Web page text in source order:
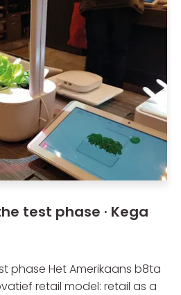
test phase · Kega
phase Het Amerikaans b8ta
retail model: retail as a